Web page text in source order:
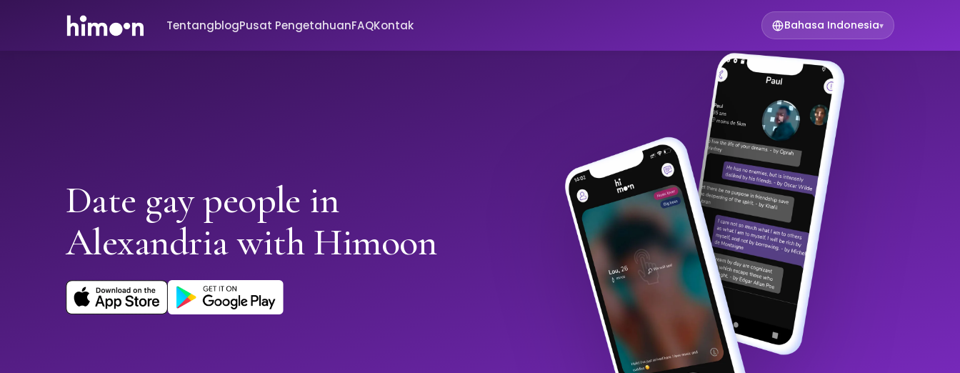
TentangblogPusat PengetahuanFAQKontak Bahasa Indonesia▾
Date gay people in
Alexandria with Himoon